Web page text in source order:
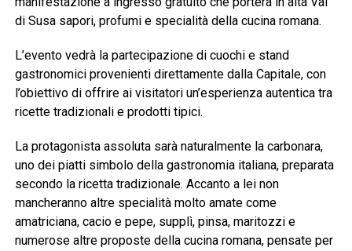
di Susa sapori, profumi e specialità della cucina romana.
L’evento vedrà la partecipazione di cuochi e stand
gastronomici provenienti direttamente dalla Capitale, con
l’obiettivo di offrire ai visitatori un’esperienza autentica tra
ricette tradizionali e prodotti tipici.
La protagonista assoluta sarà naturalmente la carbonara,
uno dei piatti simbolo della gastronomia italiana, preparata
secondo la ricetta tradizionale. Accanto a lei non
mancheranno altre specialità molto amate come
amatriciana, cacio e pepe, supplì, pinsa, maritozzi e
numerose altre proposte della cucina romana, pensate per